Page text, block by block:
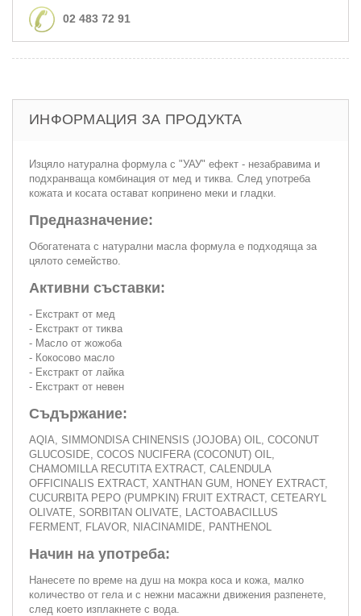
02 483 72 91
ИНФОРМАЦИЯ ЗА ПРОДУКТА
Изцяло натурална формула с "УАУ" ефект - незабравима и
подхранваща комбинация от мед и тиква. След употреба
кожата и косата остават копринено меки и гладки.
Предназначение:
Обогатената с натурални масла формула е подходяща за
цялото семейство.
Активни съставки:
- Екстракт от мед
- Екстракт от тиква
- Масло от жожоба
- Кокосово масло
- Екстракт от лайка
- Екстракт от невен
Съдържание:
AQIA, SIMMONDISA CHINENSIS (JOJOBA) OIL, COCONUT
GLUCOSIDE, COCOS NUCIFERA (COCONUT) OIL,
CHAMOMILLA RECUTITA EXTRACT, CALENDULA
OFFICINALIS EXTRACT, XANTHAN GUM, HONEY EXTRACT,
CUCURBITA PEPO (PUMPKIN) FRUIT EXTRACT, CETEARYL
OLIVATE, SORBITAN OLIVATE, LACTOABACILLUS
FERMENT, FLAVOR, NIACINAMIDE, PANTHENOL
Начин на употреба:
Нанесете по време на душ на мокра коса и кожа, малко
количество от гела и с нежни масажни движения разпенете,
след което изплакнете с вода.